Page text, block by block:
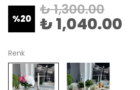
%20
₺ 1,300.00
₺ 1,040.00
Renk